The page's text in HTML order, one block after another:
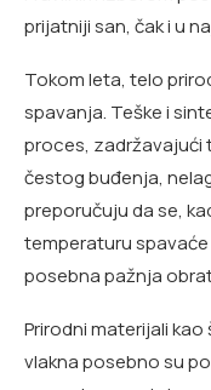
prijatniji san, čak i u
Tokom leta, telo
spavanja. Teške i
proces, zadržavajući
čestog buđenja,
preporučuju da se,
temperaturu
posebna pažnja
Prirodni materijali
vlakna posebno su